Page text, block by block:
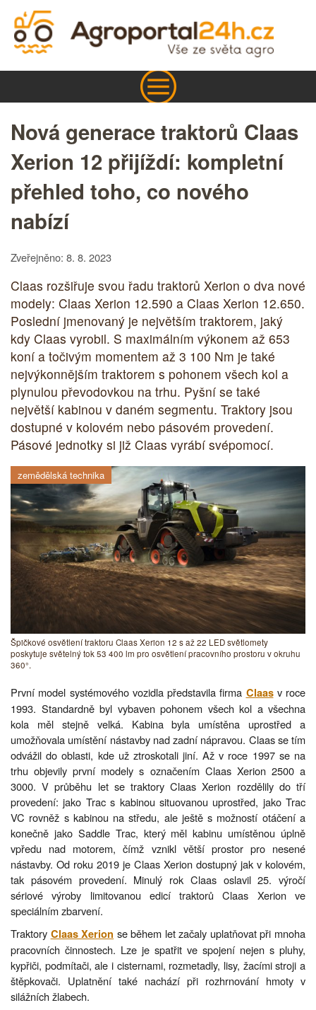
Nová generace traktorů Claas
Xerion 12 přijíždí: kompletní
přehled toho, co nového
nabízí
Zveřejněno: 8. 8. 2023
Claas rozšiřuje svou řadu traktorů Xerion o dva nové
modely: Claas Xerion 12.590 a Claas Xerion 12.650.
Poslední jmenovaný je největším traktorem, jaký
kdy Claas vyrobil. S maximálním výkonem až 653
koní a točivým momentem až 3 100 Nm je také
nejvýkonnějším traktorem s pohonem všech kol a
plynulou převodovkou na trhu. Pyšní se také
největší kabinou v daném segmentu. Traktory jsou
dostupné v kolovém nebo pásovém provedení.
Pásové jednotky si již Claas vyrábí svépomocí.
zemědělská technika
Špičkové osvětlení traktoru Claas Xerion 12 s až 22 LED světlomety
poskytuje světelný tok 53 400 lm pro osvětlení pracovního prostoru v okruhu
360°.
První model systémového vozidla představila firma Claasv roce
1993. Standardně byl vybaven pohonem všech kol a všechna
kola měl stejně velká. Kabina byla umístěna uprostřed a
umožňovala umístění nástavby nad zadní nápravou. Claas se tím
odvážil do oblasti, kde už ztroskotali jiní. Až v roce 1997 se na
trhu objevily první modely s označením Claas Xerion 2500 a
3000. V průběhu let se traktory Claas Xerion rozdělily do tří
provedení: jako Trac s kabinou situovanou uprostřed, jako Trac
VC rovněž s kabinou na středu, ale ještě s možností otáčení a
konečně jako Saddle Trac, který měl kabinu umístěnou úplně
vpředu nad motorem, čímž vznikl větší prostor pro nesené
nástavby. Od roku 2019 je Claas Xerion dostupný jak v kolovém,
tak pásovém provedení. Minulý rok Claas oslavil 25. výročí
sériové výroby limitovanou edicí traktorů Claas Xerion ve
speciálním zbarvení.
Traktory Claas Xerion se během let začaly uplatňovat při mnoha
pracovních činnostech. Lze je spatřit ve spojení nejen s pluhy,
kypřiči, podmítači, ale i cisternami, rozmetadly, lisy, žacími stroji a
štěpkovači. Uplatnění také nachází při rozhrnování hmoty v
silážních žlabech.